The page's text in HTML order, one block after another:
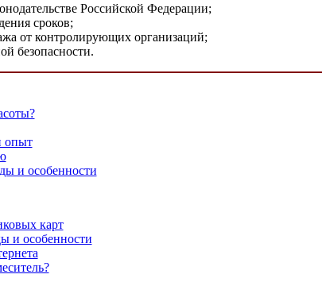
Российской Федерации;
сроков;
от контролирующих организаций;
безопасности.
опыт
и особенности
карт
и особенности